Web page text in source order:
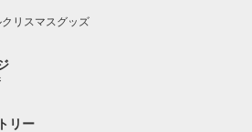
リスマスグッズ
リー